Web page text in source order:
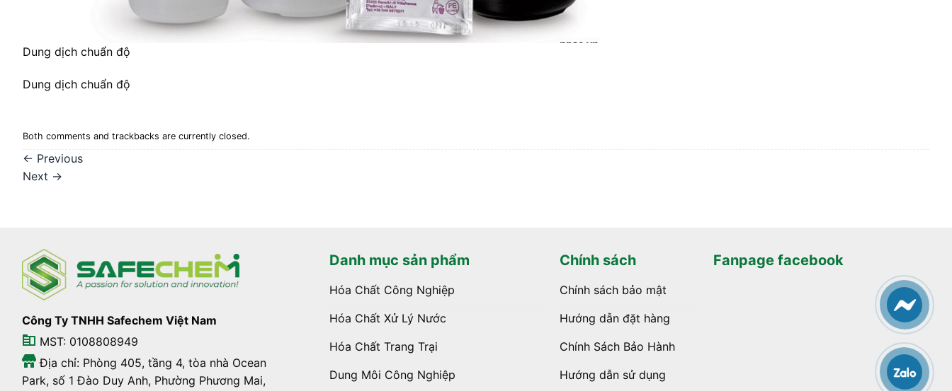
Dung dịch chuẩn độ
Dung dịch chuẩn độ
Both comments and trackbacks are currently closed.
← Previous
Next →
Công Ty TNHH Safechem Việt Nam
MST: 0108808949
Địa chỉ: Phòng 405, tầng 4, tòa nhà Ocean
Park, số 1 Đào Duy Anh, Phường Phương Mai,
Danh mục sản phẩm
Hóa Chất Công Nghiệp
Hóa Chất Xử Lý Nước
Hóa Chất Trang Trại
Dung Môi Công Nghiệp
Chính sách
Chính sách bảo mật
Hướng dẫn đặt hàng
Chính Sách Bảo Hành
Hướng dẫn sử dụng
Fanpage facebook